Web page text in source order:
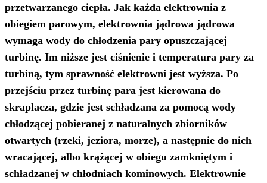
przetwarzanego ciepła. Jak każda elektrownia z
obiegiem parowym, elektrownia jądrowa jądrowa
wymaga wody do chłodzenia pary opuszczającej
turbinę. Im niższe jest ciśnienie i temperatura pary za
turbiną, tym sprawność elektrowni jest wyższa. Po
przejściu przez turbinę para jest kierowana do
skraplacza, gdzie jest schładzana za pomocą wody
chłodzącej pobieranej z naturalnych zbiorników
otwartych (rzeki, jeziora, morze), a następnie do nich
wracającej, albo krążącej w obiegu zamkniętym i
schładzanej w chłodniach kominowych. Elektrownie